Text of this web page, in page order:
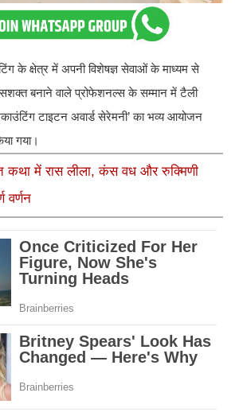
के क्षेत्र में अपनी विशेषज्ञ सेवाओं के माध्यम से
सशक्त बनाने वाले प्रोफेशनल्स के सम्मान में टैली
टाइटन अवार्ड सेरेमनी’ का भव्य आयोजन
गया।
कथा में रास लीला, कंस वध और रुक्मिणी
वर्णन